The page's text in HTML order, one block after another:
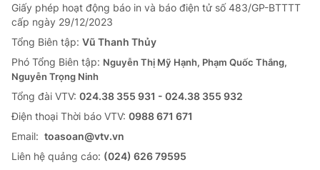
Giấy phép hoạt động báo in và báo điện tử số 483/GP-BTTTT
cấp ngày 29/12/2023
Tổng Biên tập: Vũ Thanh Thủy
Phó Tổng Biên tập: Nguyễn Thị Mỹ Hạnh, Phạm Quốc Thắng,
Nguyễn Trọng Ninh
Tổng đài VTV: 024.38 355 931 - 024.38 355 932
Ðiện thoại Thời báo VTV: 0988 671 671
Email: toasoan@vtv.vn
Liên hệ quảng cáo: (024) 626 79595